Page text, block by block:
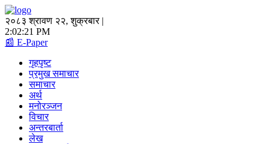
२०८३ श्रावण २२, शुक्रबार |
2:02:21 PM
📰 E-Paper
गृहपृष्ट
प्रमुख समाचार
समाचार
अर्थ
मनोरञ्जन
विचार
अन्तरबार्ता
लेख